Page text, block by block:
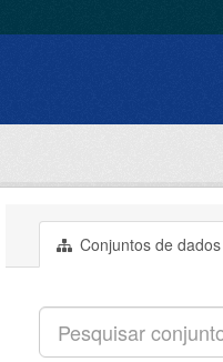
Conjuntos de dados